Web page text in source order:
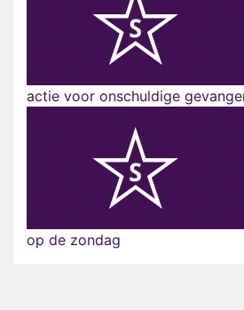
actie voor onschuldige
op de zondag